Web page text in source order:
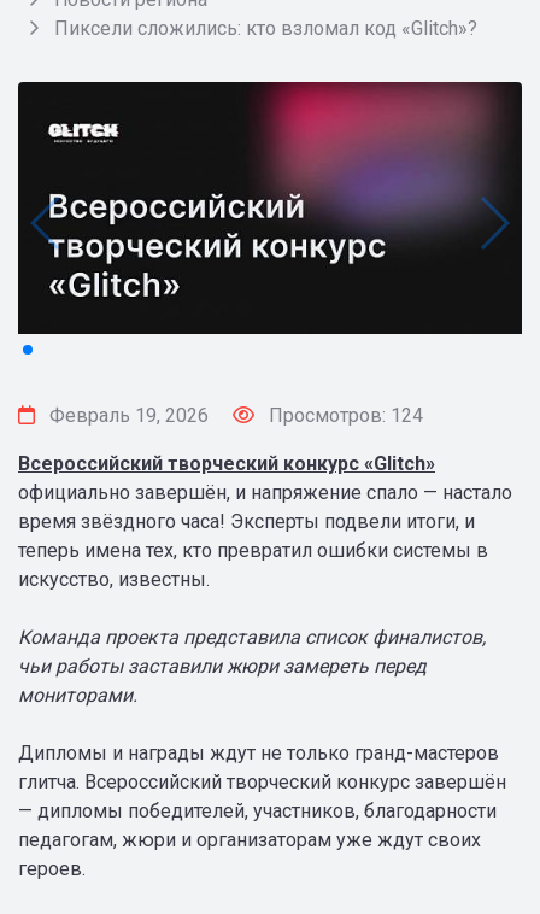
Пиксели сложились: кто взломал код «Glitch»?
Февраль 19, 2026 Просмотров: 124
Всероссийский творческий конкурс «Glitch»
официально завершён, и напряжение спало — настало
время звёздного часа! Эксперты подвели итоги, и
теперь имена тех, кто превратил ошибки системы в
искусство, известны.
Команда проекта представила список финалистов,
чьи работы заставили жюри замереть перед
мониторами.
Дипломы и награды ждут не только гранд-мастеров
глитча. Всероссийский творческий конкурс завершён
— дипломы победителей, участников, благодарности
педагогам, жюри и организаторам уже ждут своих
героев.